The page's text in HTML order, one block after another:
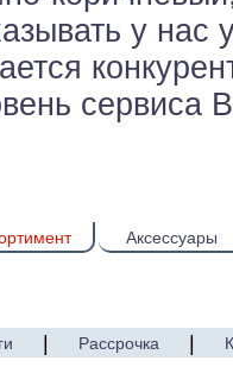
у нас
сервиса
Аксессуары
| Рассрочка |